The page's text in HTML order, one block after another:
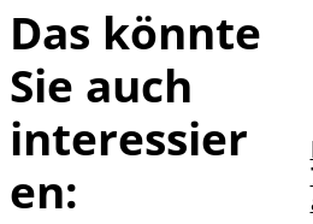
Das könnte
Sie auch
interessier
en: